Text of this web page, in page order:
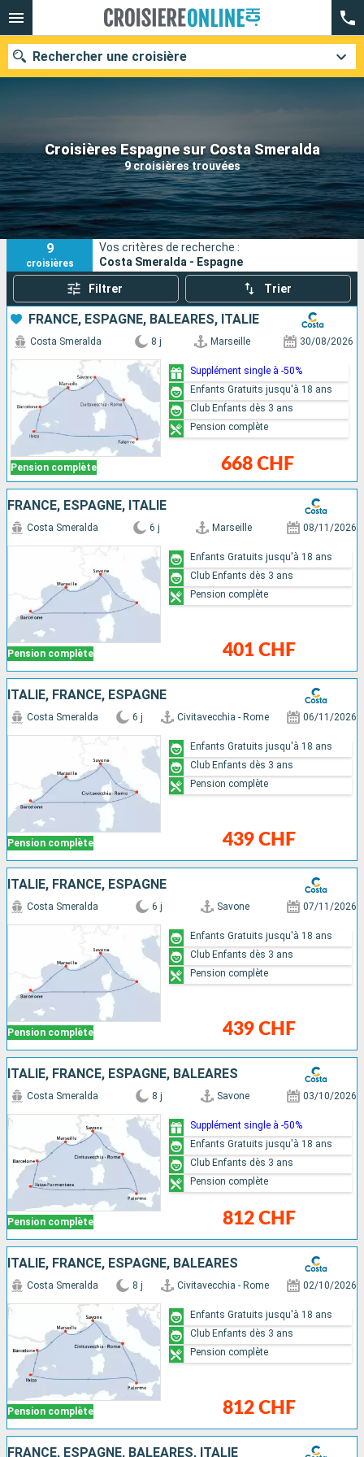
Croisières Espagne sur Costa Smeralda
9 croisières trouvées
Rechercher une croisière
Nos destinations
Mois de départ
Ports Compagnies
Rechercher
9
croisières
Vos critères de recherche :
Costa Smeralda - Espagne
Filtrer Trier
FRANCE, ESPAGNE, BALÉARES, ITALIE
Pension complète
Costa Smeralda 8 j Marseille 30/08/2026
668 CHF
Supplément single à -50%
Enfants Gratuits jusqu'à 18 ans
Club Enfants dès 3 ans
Pension complète
FRANCE, ESPAGNE, ITALIE
Pension complète
Costa Smeralda 6 j Marseille 08/11/2026
401 CHF
Enfants Gratuits jusqu'à 18 ans
Club Enfants dès 3 ans
Pension complète
ITALIE, FRANCE, ESPAGNE
Pension complète
Costa Smeralda 6 j Civitavecchia - Rome 06/11/2026
439 CHF
Enfants Gratuits jusqu'à 18 ans
Club Enfants dès 3 ans
Pension complète
ITALIE, FRANCE, ESPAGNE
Pension complète
Costa Smeralda 6 j Savone 07/11/2026
439 CHF
Enfants Gratuits jusqu'à 18 ans
Club Enfants dès 3 ans
Pension complète
ITALIE, FRANCE, ESPAGNE, BALÉARES
Pension complète
Costa Smeralda 8 j Savone 03/10/2026
812 CHF
Supplément single à -50%
Enfants Gratuits jusqu'à 18 ans
Club Enfants dès 3 ans
Pension complète
ITALIE, FRANCE, ESPAGNE, BALÉARES
Pension complète
Costa Smeralda 8 j Civitavecchia - Rome 02/10/2026
812 CHF
Enfants Gratuits jusqu'à 18 ans
Club Enfants dès 3 ans
Pension complète
FRANCE, ESPAGNE, BALÉARES, ITALIE